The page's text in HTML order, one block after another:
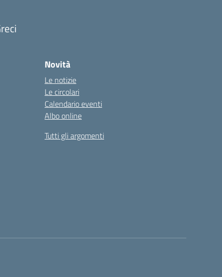
Novità
Le notizie
Le circolari
Calendario eventi
Albo online
Tutti gli argomenti